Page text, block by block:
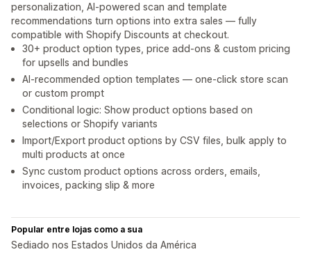
personalization, AI-powered scan and template
recommendations turn options into extra sales — fully
compatible with Shopify Discounts at checkout.
30+ product option types, price add-ons & custom pricing
for upsells and bundles
AI-recommended option templates — one-click store scan
or custom prompt
Conditional logic: Show product options based on
selections or Shopify variants
Import/Export product options by CSV files, bulk apply to
multi products at once
Sync custom product options across orders, emails,
invoices, packing slip & more
Popular entre lojas como a sua
Sediado nos Estados Unidos da América